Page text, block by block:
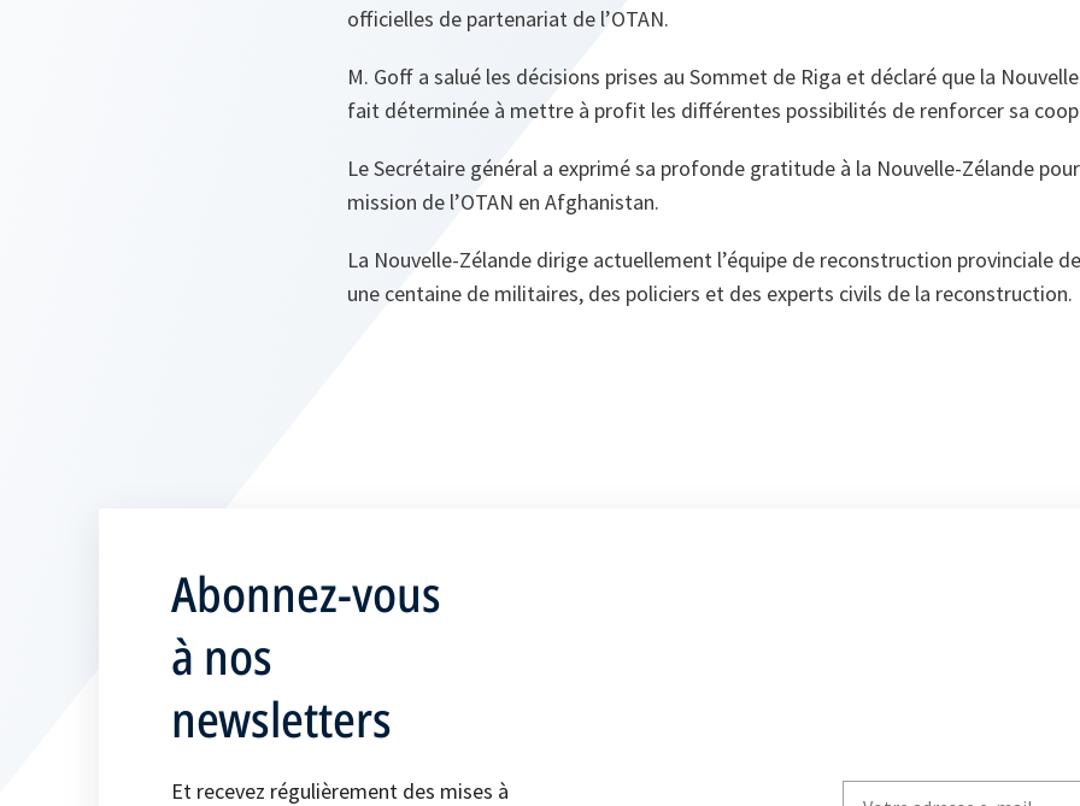
officielles de partenariat de l’OTAN.
M. Goff a salué les décisions prises au Sommet de Riga et déclaré que la
fait déterminée à mettre à profit les différentes possibilités de renforcer sa
Le Secrétaire général a exprimé sa profonde gratitude à la Nouvelle-Zélande
mission de l’OTAN en Afghanistan.
La Nouvelle-Zélande dirige actuellement l’équipe de reconstruction provinciale
une centaine de militaires, des policiers et des experts civils de la reconstruction.
Abonnez-vous
à nos
newsletters
Et recevez régulièrement des mises à